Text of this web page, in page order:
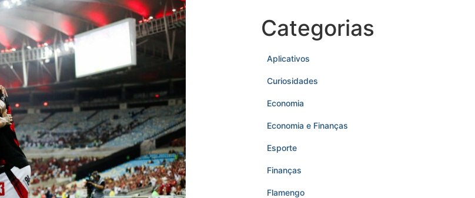
Categorias
Aplicativos
Curiosidades
Economia
Economia e Finanças
Esporte
Finanças
Flamengo